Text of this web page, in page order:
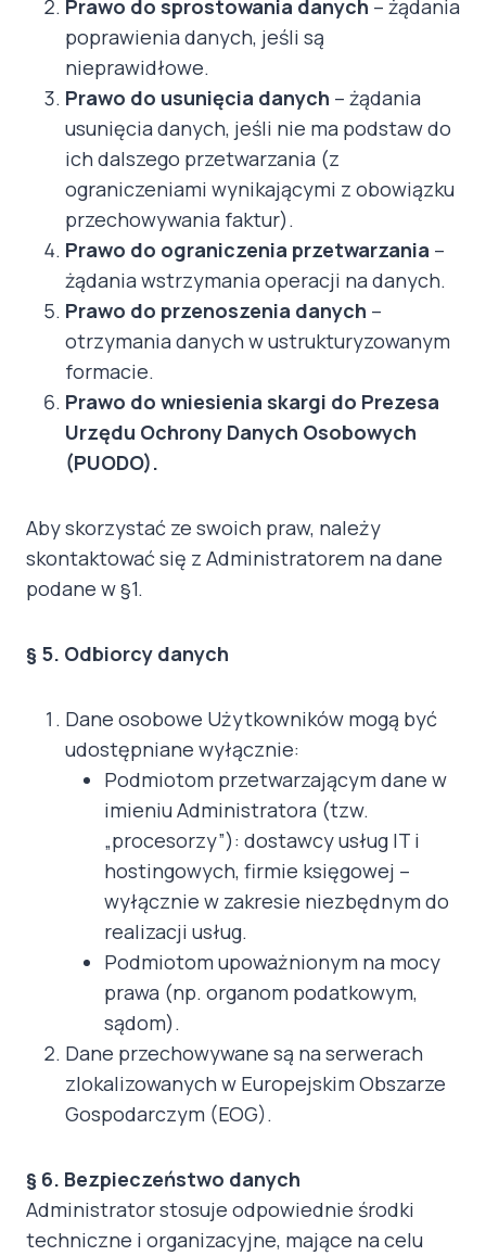
Prawo do sprostowania danych – żądania
poprawienia danych, jeśli są
nieprawidłowe.
Prawo do usunięcia danych – żądania
usunięcia danych, jeśli nie ma podstaw do
ich dalszego przetwarzania (z
ograniczeniami wynikającymi z obowiązku
przechowywania faktur).
Prawo do ograniczenia przetwarzania –
żądania wstrzymania operacji na danych.
Prawo do przenoszenia danych –
otrzymania danych w ustrukturyzowanym
formacie.
Prawo do wniesienia skargi do Prezesa
Urzędu Ochrony Danych Osobowych
(PUODO).
Aby skorzystać ze swoich praw, należy
skontaktować się z Administratorem na dane
podane w §1.
§ 5. Odbiorcy danych
Dane osobowe Użytkowników mogą być
udostępniane wyłącznie:
Podmiotom przetwarzającym dane w
imieniu Administratora (tzw.
„procesorzy”): dostawcy usług IT i
hostingowych, firmie księgowej –
wyłącznie w zakresie niezbędnym do
realizacji usług.
Podmiotom upoważnionym na mocy
prawa (np. organom podatkowym,
sądom).
Dane przechowywane są na serwerach
zlokalizowanych w Europejskim Obszarze
Gospodarczym (EOG).
§ 6. Bezpieczeństwo danych
Administrator stosuje odpowiednie środki
techniczne i organizacyjne, mające na celu